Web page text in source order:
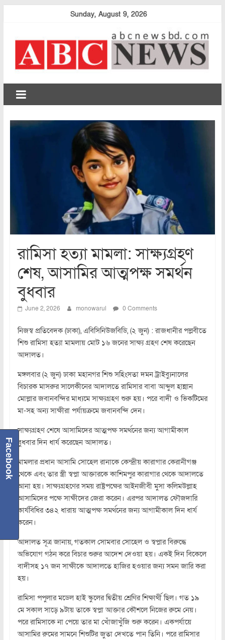
Sunday, August 9, 2026
abcnewsbd
রামিসা হত্যা মামলা: সাক্ষ্যগ্রহণ
শেষ, আসামির আত্মপক্ষ সমর্থন
বুধবার
June 2, 2026 monowarul 0 Comments
নিজস্ব প্রতিবেদক (ঢাকা), এবিসিনিউজবিডি, (২ জুন) : রাজধানীর পল্লবীতে
শিশু রামিসা হত্যা মামলায় মোট ১৬ জনের সাক্ষ্য গ্রহণ শেষ করেছেন
আদালত।
মঙ্গলবার (২ জুন) ঢাকা মহানগর শিশু সহিংসতা দমন ট্রাইব্যুনালের
বিচারক মাসরুর সালেকীনের আদালতে রামিসার বাবা আব্দুল হান্নান
মোল্লার জবানবন্দির মাধ্যমে সাক্ষ্যগ্রহণ শুরু হয়। পরে বাদী ও ভিকটিমের
মা-সহ অন্য সাক্ষীরা পর্যায়ক্রমে জবানবন্দি দেন।
সাক্ষ্যগ্রহণ শেষে আসামিদের আত্মপক্ষ সমর্থনের জন্য আগামীকাল
বুধবার দিন ধার্য করেছেন আদালত।
মামলার প্রধান আসামি সোহেল রানাকে কেন্দ্রীয় কারাগার কেরানীগঞ্জ
থেকে এবং তার স্ত্রী স্বপ্না আক্তারকে কাশিমপুর কারাগার থেকে আদালতে
আনা হয়। সাক্ষ্যগ্রহণের সময় রাষ্ট্রপক্ষের আইনজীবী মুসা কলিমউল্লাহ
আসামিদের পক্ষে সাক্ষীদের জেরা করেন। এরপর আদালত ফৌজদারি
কার্যবিধির ৩৪২ ধারায় আত্মপক্ষ সমর্থনের জন্য আগামীকাল দিন ধার্য
করেন।
আদালত সূত্র জানায়, গতকাল সোমবার সোহেল ও স্বপ্নার বিরুদ্ধে
অভিযোগ গঠন করে বিচার শুরুর আদেশ দেওয়া হয়। একই দিন বিকেলে
বাদীসহ ১৭ জন সাক্ষীকে আদালতে হাজির হওয়ার জন্য সমন জারি করা
হয়।
রামিসা পপুলার মডেল হাই স্কুলের দ্বিতীয় শ্রেণির শিক্ষার্থী ছিল। গত ১৯
মে সকাল সাড়ে ৯টায় তাকে স্বপ্না আক্তার কৌশলে নিজের রুমে নেয়।
পরে রামিসাকে না পেয়ে তার মা খোঁজাখুঁজি শুরু করেন। একপর্যায়ে
আসামির রুমের সামনে শিশুটির জুতা দেখতে পান তিনি। পরে রামিসার
Facebook